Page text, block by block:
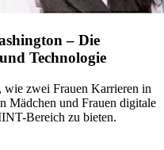
– Die
Technologie
wie zwei Frauen Karrieren in
Mädchen und Frauen digitale
Bereich zu bieten.